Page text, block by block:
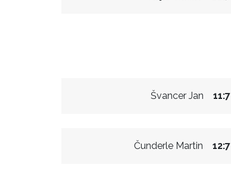
Švancer Jan 11:7
Čunderle Martin 12:7